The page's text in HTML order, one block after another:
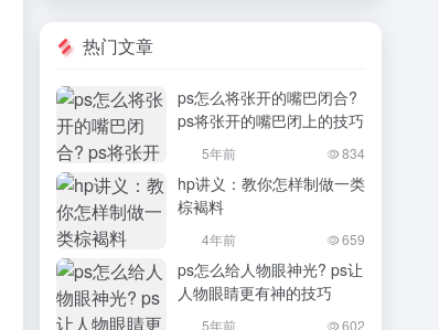
热门文章
ps怎么将张开的嘴巴闭合?
ps将张开的嘴巴闭上的技巧
5年前 834
hp讲义：教你怎样制做一类
棕褐料
4年前 659
ps怎么给人物眼神光? ps让
人物眼睛更有神的技巧
5年前 602